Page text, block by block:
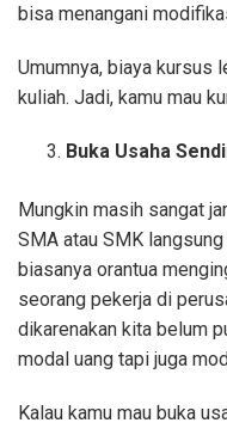
bisa menangani
Umumnya, biaya kursus
kuliah. Jadi, kamu mau
Buka Usaha
Mungkin masih sangat
SMA atau SMK
biasanya orantua
seorang pekerja di
dikarenakan kita belum
modal uang tapi juga
Kalau kamu mau buka